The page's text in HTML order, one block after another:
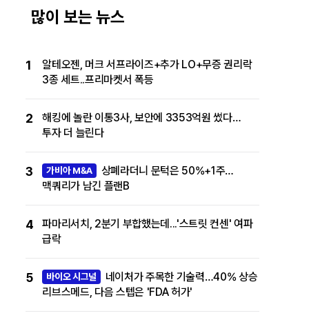
많이 보는 뉴스
1
알테오젠, 머크 서프라이즈+추가 LO+무증 권리락
3종 세트..프리마켓서 폭등
2
해킹에 놀란 이통3사, 보안에 3353억원 썼다…
투자 더 늘린다
3 가비아 M&A
상폐라더니 문턱은 50%+1주…
맥쿼리가 남긴 플랜B
4
파마리서치, 2분기 부합했는데...'스트릿 컨센' 여파
급락
5 바이오 시그널
네이처가 주목한 기술력…40% 상승
리브스메드, 다음 스텝은 'FDA 허가'